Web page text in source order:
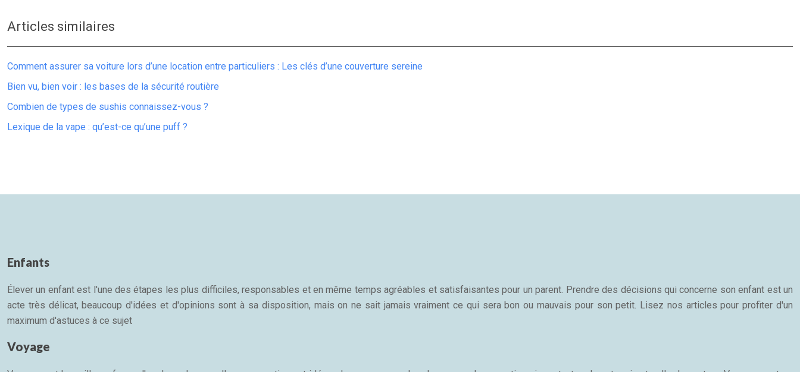
Articles similaires
Comment assurer sa voiture lors d’une location entre particuliers : Les clés d’une couverture sereine
Bien vu, bien voir : les bases de la sécurité routière
Combien de types de sushis connaissez-vous ?
Lexique de la vape : qu’est-ce qu’une puff ?
Enfants
Élever un enfant est l'une des étapes les plus difficiles, responsables et en même temps agréables et satisfaisantes pour un parent. Prendre des décisions qui concerne son enfant est un
acte très délicat, beaucoup d'idées et d'opinions sont à sa disposition, mais on ne sait jamais vraiment ce qui sera bon ou mauvais pour son petit. Lisez nos articles pour profiter d'un
maximum d'astuces à ce sujet
Voyage